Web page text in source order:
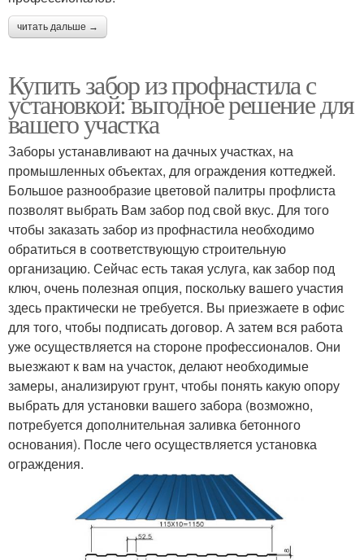
читать дальше →
Купить забор из профнастила с
установкой: выгодное решение для
вашего участка
Заборы устанавливают на дачных участках, на
промышленных объектах, для ограждения коттеджей.
Большое разнообразие цветовой палитры профлиста
позволят выбрать Вам забор под свой вкус. Для того
чтобы заказать забор из профнастила необходимо
обратиться в соответствующую строительную
организацию. Сейчас есть такая услуга, как забор под
ключ, очень полезная опция, поскольку вашего участия
здесь практически не требуется. Вы приезжаете в офис
для того, чтобы подписать договор. А затем вся работа
уже осуществляется на стороне профессионалов. Они
выезжают к вам на участок, делают необходимые
замеры, анализируют грунт, чтобы понять какую опору
выбрать для установки вашего забора (возможно,
потребуется дополнительная заливка бетонного
основания). После чего осуществляется установка
ограждения.